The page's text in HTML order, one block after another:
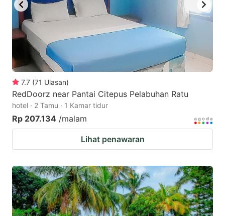
7.7 (71 Ulasan)
RedDoorz near Pantai Citepus Pelabuhan Ratu
hotel · 2 Tamu · 1 Kamar tidur
Rp 207.134 /malam
Lihat penawaran